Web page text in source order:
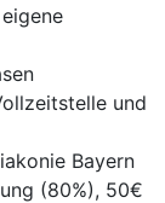
und
Bayern
(80%), 50€